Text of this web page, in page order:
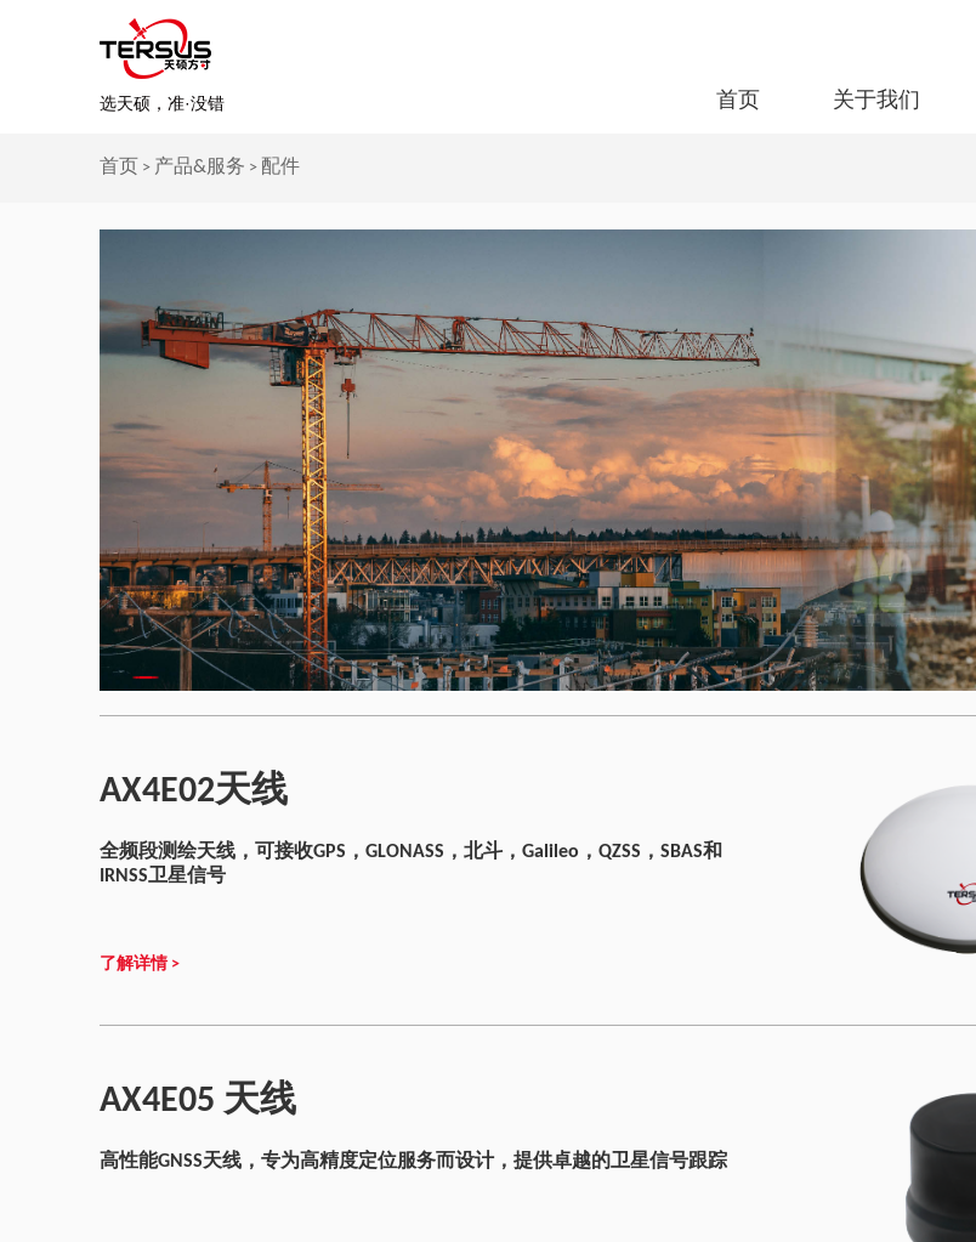
选天硕，准·没错 首页 关于我们
首页 > 产品&服务 > 配件
AX4E02天线
全频段测绘天线，可接收GPS，GLONASS，北斗，Galileo，QZSS，SBAS和
IRNSS卫星信号
了解详情 >
AX4E05 天线
高性能GNSS天线，专为高精度定位服务而设计，提供卓越的卫星信号跟踪